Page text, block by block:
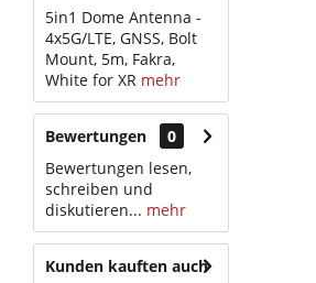
5in1 Dome Antenna -
4x5G/LTE, GNSS, Bolt
Mount, 5m, Fakra,
White for XR mehr
Bewertungen
0
Bewertungen lesen,
schreiben und
diskutieren... mehr
Kunden kauften auch